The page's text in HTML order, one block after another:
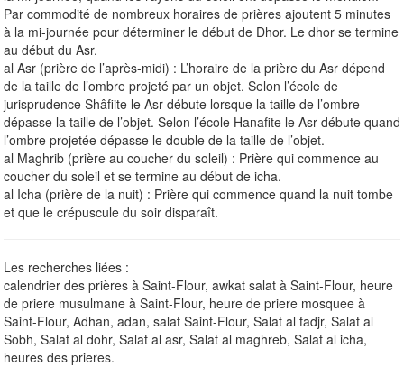
Par commodité de nombreux horaires de prières ajoutent 5 minutes
à la mi-journée pour déterminer le début de Dhor. Le dhor se termine
au début du Asr.
al Asr (prière de l’après-midi) : L’horaire de la prière du Asr dépend
de la taille de l’ombre projeté par un objet. Selon l’école de
jurisprudence Shâfiite le Asr débute lorsque la taille de l’ombre
dépasse la taille de l’objet. Selon l’école Hanafite le Asr débute quand
l’ombre projetée dépasse le double de la taille de l’objet.
al Maghrib (prière au coucher du soleil) : Prière qui commence au
coucher du soleil et se termine au début de icha.
al Icha (prière de la nuit) : Prière qui commence quand la nuit tombe
et que le crépuscule du soir disparaît.
Les recherches liées :
calendrier des prières à Saint-Flour, awkat salat à Saint-Flour, heure
de priere musulmane à Saint-Flour, heure de priere mosquee à
Saint-Flour, Adhan, adan, salat Saint-Flour, Salat al fadjr, Salat al
Sobh, Salat al dohr, Salat al asr, Salat al maghreb, Salat al icha,
heures des prieres.